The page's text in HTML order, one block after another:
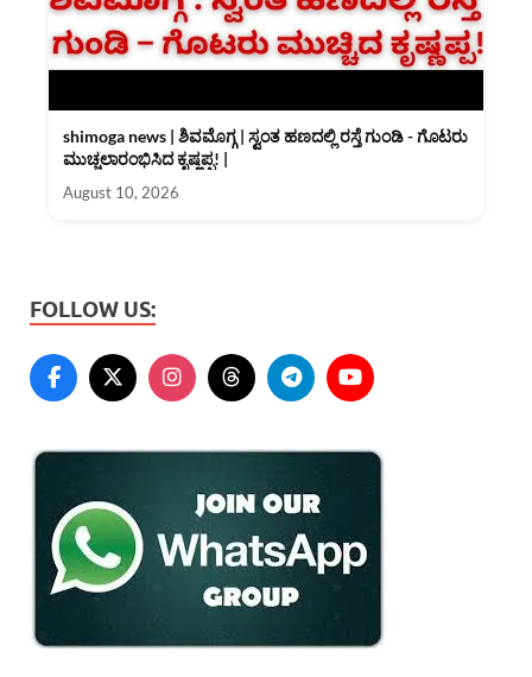
shimoga news | ಶಿವಮೊಗ್ಗ | ಸ್ವಂತ ಹಣದಲ್ಲಿ ರಸ್ತೆ ಗುಂಡಿ - ಗೊಟರು
ಮುಚ್ಚಲಾರಂಭಿಸಿದ ಕೃಷ್ಣಪ್ಪ! |
August 10, 2026
FOLLOW US: